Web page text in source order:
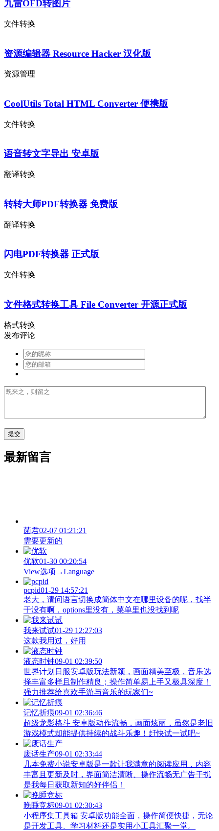
九雷OFD转图片
文件转换
资源编辑器 Resource Hacker 汉化版
资源管理
CoolUtils Total HTML Converter 便携版
文件转换
语音转文字导出 安卓版
翻译转换
转转大师PDF转换器 免费版
翻译转换
闪电PDF转换器 正式版
文件转换
文件格式转换工具 File Converter 开源正式版
格式转换
发布评论
最新留言
菌君02-07 01:21:21
需要更新的
优软01-30 00:20:54
View‌选项→Language
pcpid01-29 14:57:21
老大，请问语言切换成简体中文在哪里设备的呢，找半
于没有啊，options里没有，菜单里也没找到呢
我来试试01-29 12:27:03
这款我用过，好用
液态时钟09-01 02:39:50
世界计划日服安卓版玩法新颖，画面精美至极，音乐选
择丰富多样且制作精良；操作简单易上手又极具深度！
强力推荐给喜欢手游与音乐的玩家们~
记忆折痕09-01 02:36:46
超级龙影格斗 安卓版动作流畅，画面炫丽，虽然是老旧
游戏模式却能提供持续的战斗乐趣！赶快试一试吧~
废话生产09-01 02:33:44
几本免费小说安卓版是一款让我满意的阅读应用，内容
丰富且更新及时，界面简洁清晰、操作流畅无广告干扰
是我每日获取新知的好伴侣！
晚睡竞标09-01 02:30:43
小程序集工具箱 安卓版功能全面，操作简便快捷，无论
是开发工具、学习材料还是实用小工具汇聚一堂。